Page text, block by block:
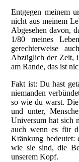
Entgegen meinem
nicht aus meinem
Abgesehen davon,
1/80 meines
gerechterweise
Abzüglich der Zeit,
am Rande, das ist
Fakt ist: Du hast
niemanden
so wie du warst.
und unter,
Universum hat sich
auch wenn es für
Kränkung
wie sie sind, die
unserem Kopf.